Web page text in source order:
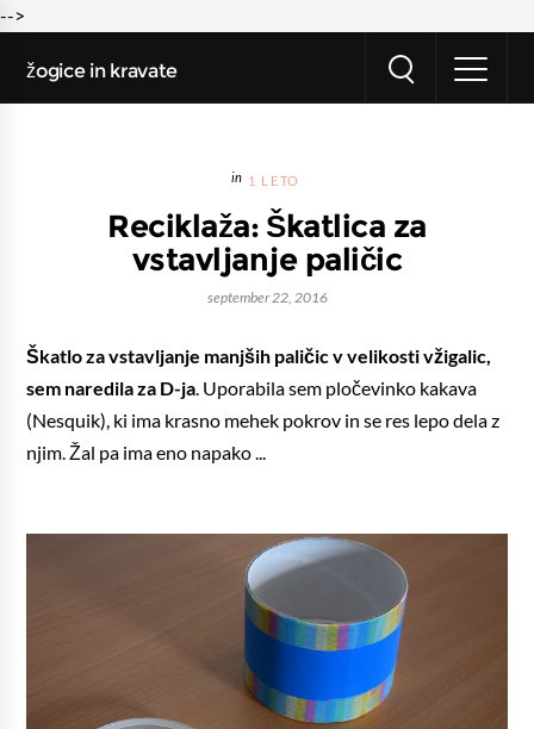
-->
žogice in kravate
1 LETO
Reciklaža: Škatlica za
vstavljanje paličic
september 22, 2016
Škatlo za vstavljanje manjših paličic v velikosti vžigalic,
sem naredila za D-ja . Uporabila sem pločevinko kakava
(Nesquik), ki ima krasno mehek pokrov in se res lepo dela z
njim. Žal pa ima eno napako ...